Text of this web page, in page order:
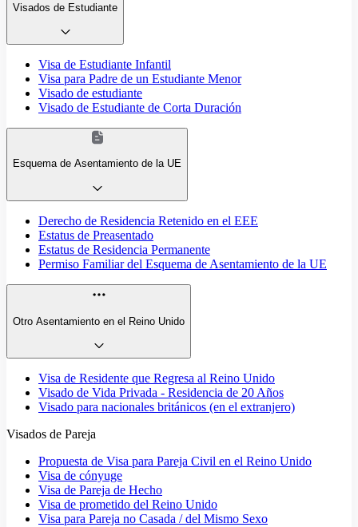
Visados de Estudiante
Visa de Estudiante Infantil
Visa para Padre de un Estudiante Menor
Visado de estudiante
Visado de Estudiante de Corta Duración
Esquema de Asentamiento de la UE
Derecho de Residencia Retenido en el EEE
Estatus de Preasentado
Estatus de Residencia Permanente
Permiso Familiar del Esquema de Asentamiento de la UE
Otro Asentamiento en el Reino Unido
Visa de Residente que Regresa al Reino Unido
Visado de Vida Privada - Residencia de 20 Años
Visado para nacionales británicos (en el extranjero)
Visados de Pareja
Propuesta de Visa para Pareja Civil en el Reino Unido
Visa de cónyuge
Visa de Pareja de Hecho
Visa de prometido del Reino Unido
Visa para Pareja no Casada / del Mismo Sexo